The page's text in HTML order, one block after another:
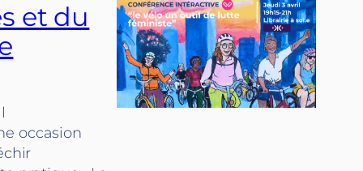
et du
occasion